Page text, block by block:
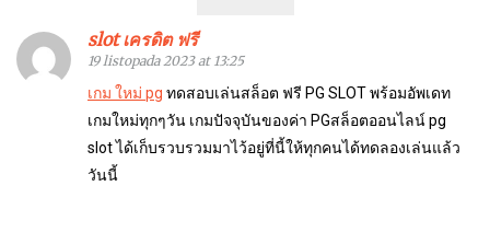
slot เครดิต ฟรี
19 listopada 2023 at 13:25
เกม ใหม่ pg ทดสอบเล่นสล็อต ฟรี PG SLOT พร้อมอัพเดท
เกมใหม่ทุกๆวัน เกมปัจจุบันของค่า PGสล็อตออนไลน์ pg
slot ได้เก็บรวบรวมมาไว้อยู่ที่นี้ให้ทุกคนได้ทดลองเล่นแล้ว
วันนี้